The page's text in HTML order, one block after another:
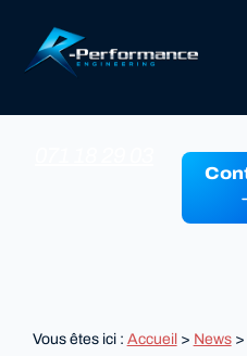
Vous êtes ici : Accueil> News>